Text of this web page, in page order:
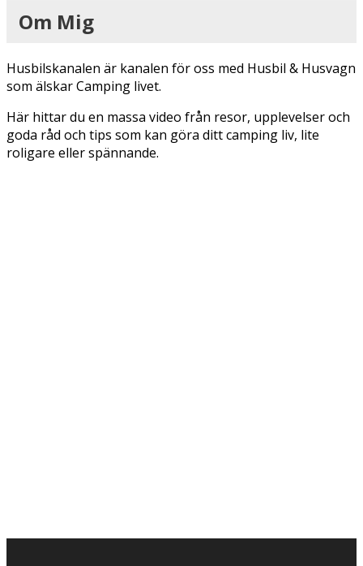
Om Mig
Husbilskanalen är kanalen för oss med Husbil & Husvagn
som älskar Camping livet.
Här hittar du en massa video från resor, upplevelser och
goda råd och tips som kan göra ditt camping liv, lite
roligare eller spännande.